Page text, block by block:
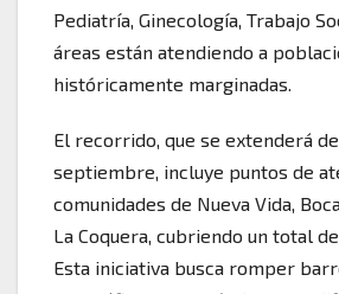
Pediatría, Ginecología, Trabajo
áreas están atendiendo a
históricamente marginadas.
El recorrido, que se extenderá
septiembre, incluye puntos de
comunidades de Nueva Vida,
La Coquera, cubriendo un total de
Esta iniciativa busca romper